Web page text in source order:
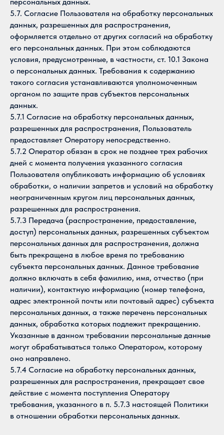
5.7. Согласие Пользователя на обработку персональных
данных, разрешенных для распространения,
оформляется отдельно от других согласий на обработку
его персональных данных. При этом соблюдаются
условия, предусмотренные, в частности, ст. 10.1 Закона
о персональных данных. Требования к содержанию
такого согласия устанавливаются уполномоченным
органом по защите прав субъектов персональных
данных.
5.7.1 Согласие на обработку персональных данных,
разрешенных для распространения, Пользователь
предоставляет Оператору непосредственно.
5.7.2 Оператор обязан в срок не позднее трех рабочих
дней с момента получения указанного согласия
Пользователя опубликовать информацию об условиях
обработки, о наличии запретов и условий на обработку
неограниченным кругом лиц персональных данных,
разрешенных для распространения.
5.7.3 Передача (распространение, предоставление,
доступ) персональных данных, разрешенных субъектом
персональных данных для распространения, должна
быть прекращена в любое время по требованию
субъекта персональных данных. Данное требование
должно включать в себя фамилию, имя, отчество (при
наличии), контактную информацию (номер телефона,
адрес электронной почты или почтовый адрес) субъекта
персональных данных, а также перечень персональных
данных, обработка которых подлежит прекращению.
Указанные в данном требовании персональные данные
могут обрабатываться только Оператором, которому
оно направлено.
5.7.4 Согласие на обработку персональных данных,
разрешенных для распространения, прекращает свое
действие с момента поступления Оператору
требования, указанного в п. 5.7.3 настоящей Политики
в отношении обработки персональных данных.